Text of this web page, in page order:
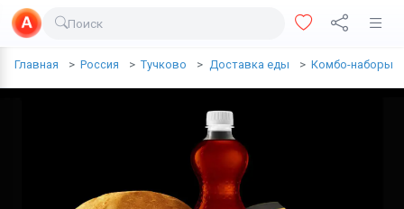
Поиск
Главная Россия Тучково Доставка еды Комбо-наборы
Доставка еды
Личные вещи